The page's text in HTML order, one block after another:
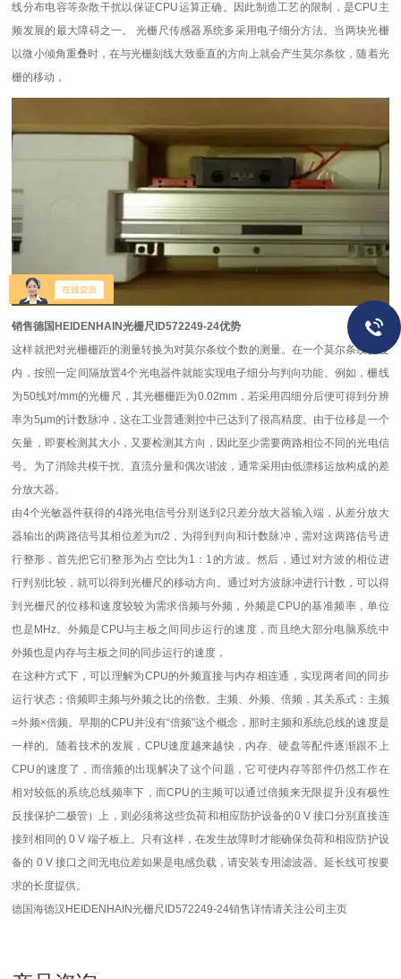
线分布电容等杂散干扰以保证CPU运算正确。因此制造工艺的限制，是CPU主
频发展的最大障碍之一。 光栅尺传感器系统多采用电子细分方法。当两块光栅
以微小倾角重叠时，在与光栅刻线大致垂直的方向上就会产生莫尔条纹，随着光
栅的移动，
销售德国HEIDENHAIN光栅尺ID572249-24优势
这样就把对光栅栅距的测量转换为对莫尔条纹个数的测量。在一个莫尔条纹宽度
内，按照一定间隔放置4个光电器件就能实现电子细分与判向功能。例如，栅线
为50线对/mm的光栅尺，其光栅栅距为0.02mm，若采用四细分后便可得到分辨
率为5μm的计数脉冲，这在工业普通测控中已达到了很高精度。由于位移是一个
矢量，即要检测其大小，又要检测其方向，因此至少需要两路相位不同的光电信
号。为了消除共模干扰、直流分量和偶次谐波，通常采用由低漂移运放构成的差
分放大器。
由4个光敏器件获得的4路光电信号分别送到2只差分放大器输入端，从差分放大
器输出的两路信号其相位差为π/2，为得到判向和计数脉冲，需对这两路信号进
行整形，首先把它们整形为占空比为1：1的方波。然后，通过对方波的相位进
行判别比较，就可以得到光栅尺的移动方向。通过对方波脉冲进行计数，可以得
到光栅尺的位移和速度较较为需求倍频与外频，外频是CPU的基准频率，单位
也是MHz。外频是CPU与主板之间同步运行的速度，而且绝大部分电脑系统中
外频也是内存与主板之间的同步运行的速度，
在这种方式下，可以理解为CPU的外频直接与内存相连通，实现两者间的同步
运行状态；倍频即主频与外频之比的倍数。主频、外频、倍频，其关系式：主频
=外频×倍频。早期的CPU并没有“倍频"这个概念，那时主频和系统总线的速度是
一样的。随着技术的发展，CPU速度越来越快，内存、硬盘等配件逐渐跟不上
CPU的速度了，而倍频的出现解决了这个问题，它可使内存等部件仍然工作在
相对较低的系统总线频率下，而CPU的主频可以通过倍频来无限提升没有极性
反接保护二极管）上，则必须将这些负荷和相应防护设备的0 V 接口分别直接连
接到相同的 0 V 端子板上。只有这样，在发生故障时才能确保负荷和相应防护设
备的 0 V 接口之间无电位差如果是电感负载，请安装专用滤波器。延长线可按要
求的长度提供。
德国海德汉 HEIDENHAIN光栅尺ID572249-24销售详情请关注公司主页